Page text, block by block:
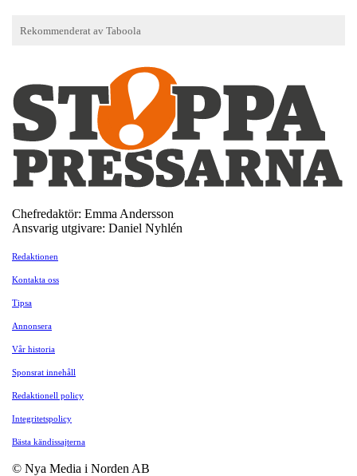
Chefredaktör: Emma Andersson
Ansvarig utgivare: Daniel Nyhlén
Redaktionen
Kontakta oss
Tipsa
Annonsera
Vår historia
Sponsrat innehåll
Redaktionell policy
Integritetspolicy
Bästa kändissajterna
© Nya Media i Norden AB